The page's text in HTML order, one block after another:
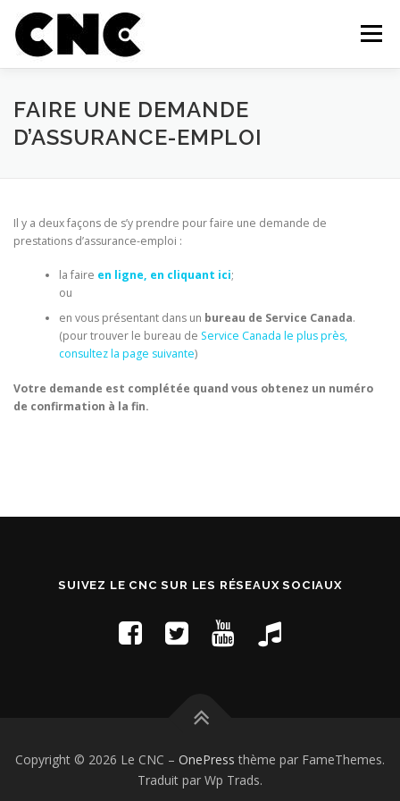
Menu
QUI SOMMES-NOUS? MEMBRES
INFOLETTRE FAIRE UN DON
FAIRE UNE DEMANDE
D’ASSURANCE-EMPLOI
Il y a deux façons de s’y prendre pour faire une demande de
prestations d’assurance-emploi :
la faire en ligne, en cliquant ici;
ou
en vous présentant dans un bureau de Service Canada.
(pour trouver le bureau de Service Canada le plus près,
consultez la page suivante)
Votre demande est complétée quand vous obtenez un numéro
de confirmation à la fin.
SUIVEZ LE CNC SUR LES RÉSEAUX SOCIAUX
Copyright © 2026 Le CNC – OnePress thème par FameThemes.
Traduit par Wp Trads.